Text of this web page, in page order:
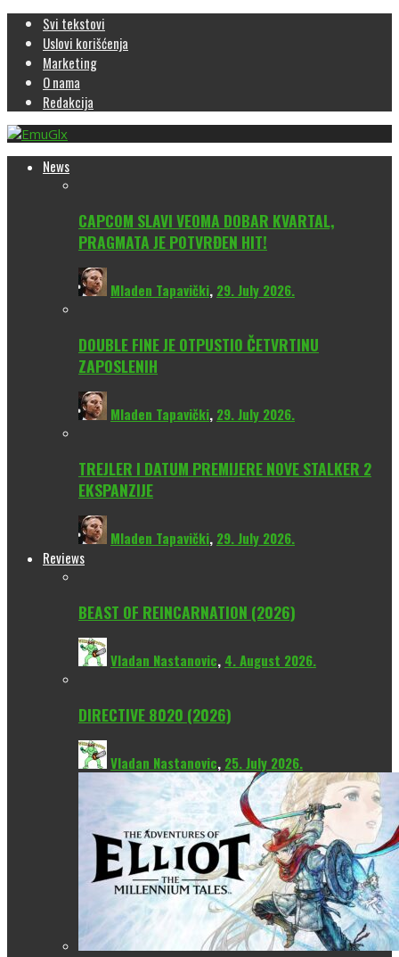
Svi tekstovi
Uslovi korišćenja
Marketing
O nama
Redakcija
News
CAPCOM SLAVI VEOMA DOBAR KVARTAL,
PRAGMATA JE POTVRĐEN HIT!
Mladen Tapavički, 29. July 2026.
DOUBLE FINE JE OTPUSTIO ČETVRTINU
ZAPOSLENIH
Mladen Tapavički, 29. July 2026.
TREJLER I DATUM PREMIJERE NOVE STALKER 2
EKSPANZIJE
Mladen Tapavički, 29. July 2026.
Reviews
BEAST OF REINCARNATION (2026)
Vladan Nastanovic, 4. August 2026.
DIRECTIVE 8020 (2026)
Vladan Nastanovic, 25. July 2026.